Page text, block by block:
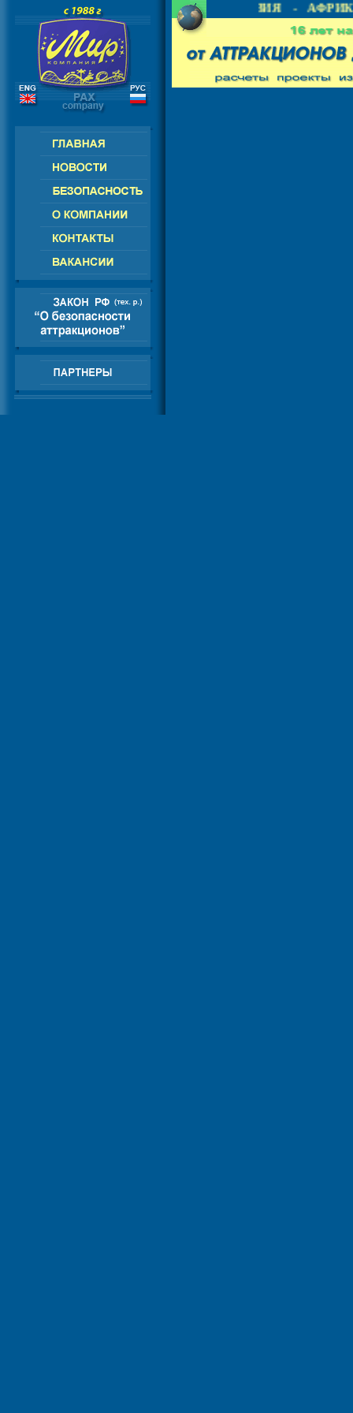
СНГ - ЕВРОПА - АМЕРИКА - АЗИЯ - АФРИКА